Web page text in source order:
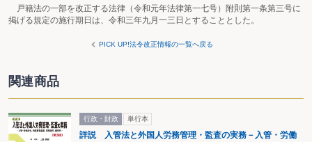
戸籍法の一部を改正する法律（令和元年法律第一七号）附則第一条第三号に
掲げる規定の施行期日は、令和三年九月一三日とすることとした。
PICK UP!法令改正情報の一覧へ戻る
関連商品
行政・財政 単行本
詳説 入管法と外国人労務管理・監査の実務－入管・労働